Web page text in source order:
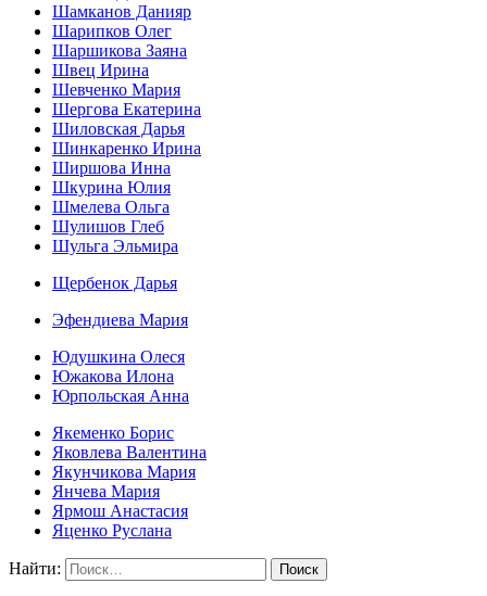
Шамканов Данияр
Шарипков Олег
Шаршикова Заяна
Швец Ирина
Шевченко Мария
Шергова Екатерина
Шиловская Дарья
Шинкаренко Ирина
Ширшова Инна
Шкурина Юлия
Шмелева Ольга
Шулишов Глеб
Шульга Эльмира
Щербенок Дарья
Эфендиева Мария
Юдушкина Олеся
Южакова Илона
Юрпольская Анна
Якеменко Борис
Яковлева Валентина
Якунчикова Мария
Янчева Мария
Ярмош Анастасия
Яценко Руслана
Найти: